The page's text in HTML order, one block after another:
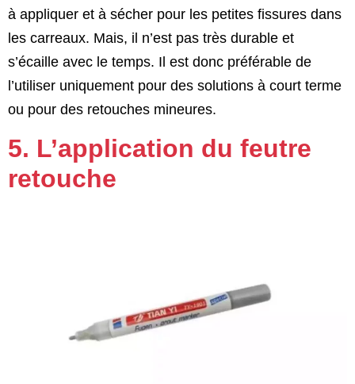
à appliquer et à sécher pour les petites fissures dans
les carreaux. Mais, il n’est pas très durable et
s’écaille avec le temps. Il est donc préférable de
l’utiliser uniquement pour des solutions à court terme
ou pour des retouches mineures.
5. L’application du feutre
retouche